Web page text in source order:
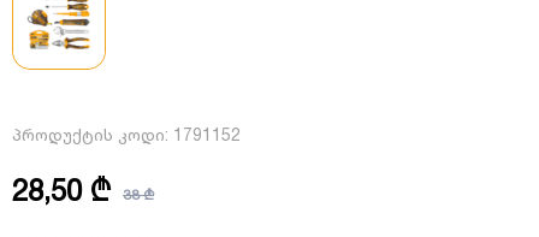
პროდუქტის კოდი: 1791152
28,50 ₾ 38 ₾